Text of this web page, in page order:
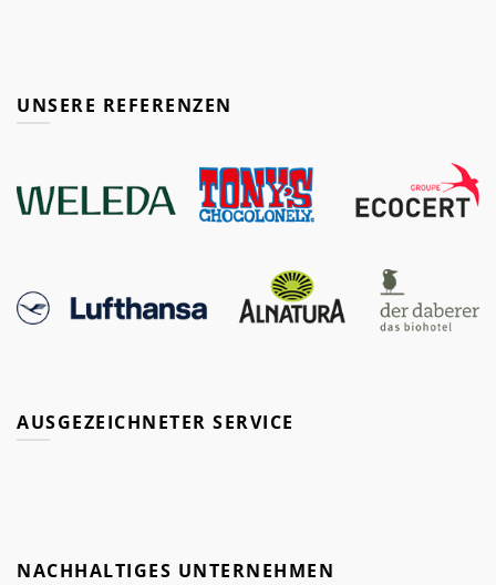
UNSERE REFERENZEN
AUSGEZEICHNETER SERVICE
NACHHALTIGES UNTERNEHMEN